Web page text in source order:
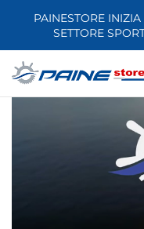
PAINESTORE INIZIA
SETTORE
Video